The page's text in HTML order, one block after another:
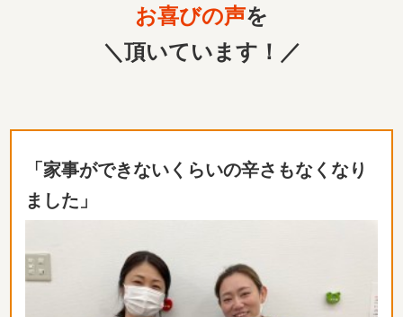
お喜びの声を
＼頂いています！／
「家事ができないくらいの辛さもなくなり
ました」